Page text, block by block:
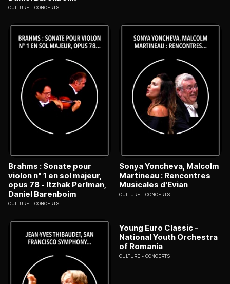
CULTURE CONCERTS
Brahms : Sonate pour
violon n° 1 en sol majeur,
opus 78 - Itzhak Perlman,
Daniel Barenboim
CULTURE CONCERTS
Sonya Yoncheva, Malcolm
Martineau : Rencontres
Musicales d'Evian
CULTURE CONCERTS
Young Euro Classic -
National Youth Orchestra
of Romania
CULTURE CONCERTS